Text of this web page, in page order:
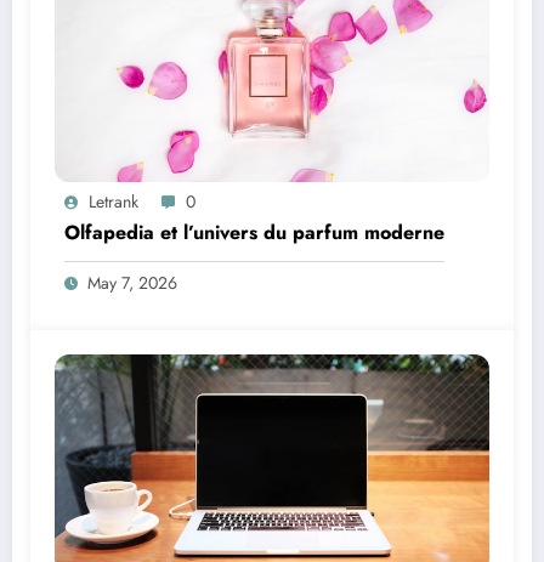
Letrank 0
Olfapedia et l’univers du parfum moderne
May 7, 2026